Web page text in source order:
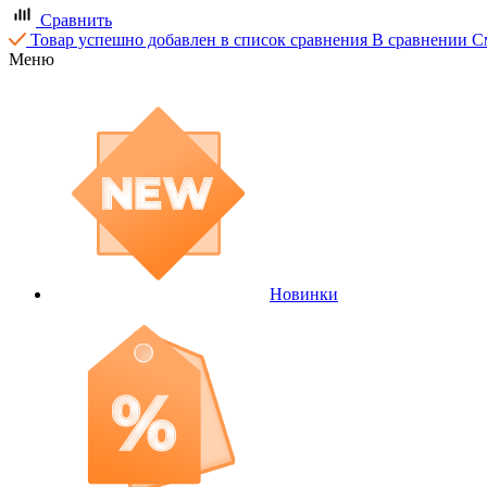
Сравнить
Товар успешно добавлен в список сравнения В сравнении
Меню
Новинки